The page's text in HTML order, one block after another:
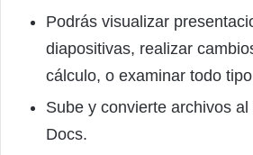
Podrás visualizar
diapositivas, realizar
cálculo, o examinar todo
Sube y convierte archivos
Docs.